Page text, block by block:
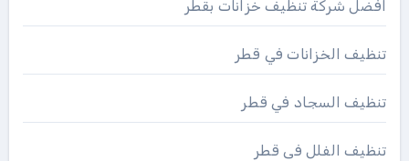
افضل شركة تنظيف خزانات بقطر
تنظيف الخزانات في قطر
تنظيف السجاد في قطر
تنظيف الفلل فى قطر